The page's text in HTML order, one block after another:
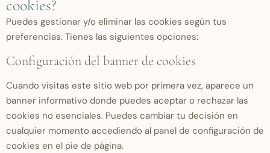
cookies?
Puedes gestionar y/o eliminar las cookies según tus
preferencias. Tienes las siguientes opciones:
Configuración del banner de cookies
Cuando visitas este sitio web por primera vez, aparece un
banner informativo donde puedes aceptar o rechazar las
cookies no esenciales. Puedes cambiar tu decisión en
cualquier momento accediendo al panel de configuración de
cookies en el pie de página.